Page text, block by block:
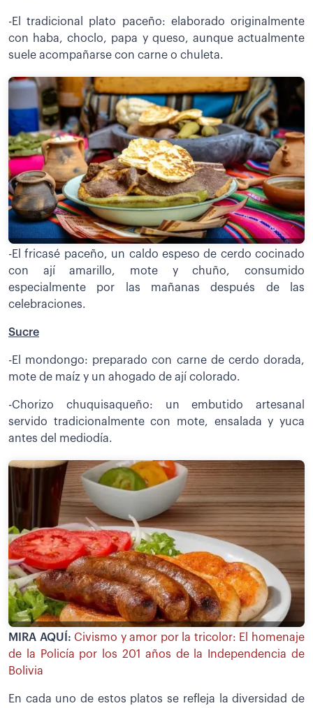
-El tradicional plato paceño: elaborado originalmente
con haba, choclo, papa y queso, aunque actualmente
suele acompañarse con carne o chuleta.
-El fricasé paceño, un caldo espeso de cerdo cocinado
con ají amarillo, mote y chuño, consumido
especialmente por las mañanas después de las
celebraciones.
Sucre
-El mondongo: preparado con carne de cerdo dorada,
mote de maíz y un ahogado de ají colorado.
-Chorizo chuquisaqueño: un embutido artesanal
servido tradicionalmente con mote, ensalada y yuca
antes del mediodía.
MIRA AQUÍ: Civismo y amor por la tricolor: El homenaje
de la Policía por los 201 años de la Independencia de
Bolivia
En cada uno de estos platos se refleja la diversidad de